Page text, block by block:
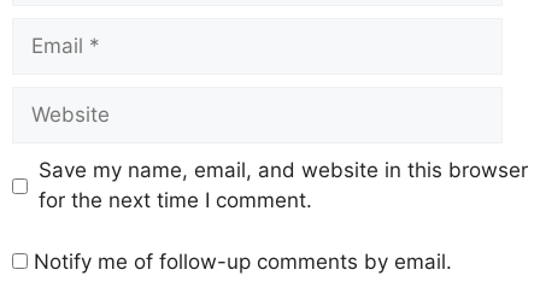
Save my name, email, and website in this browser
for the next time I comment.
Notify me of follow-up comments by email.